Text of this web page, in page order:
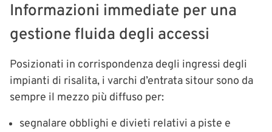
Informazioni immediate per una
gestione fluida degli accessi
Posizionati in corrispondenza degli ingressi degli
impianti di risalita, i varchi d’entrata sitour sono da
sempre il mezzo più diffuso per:
segnalare obblighi e divieti relativi a piste e